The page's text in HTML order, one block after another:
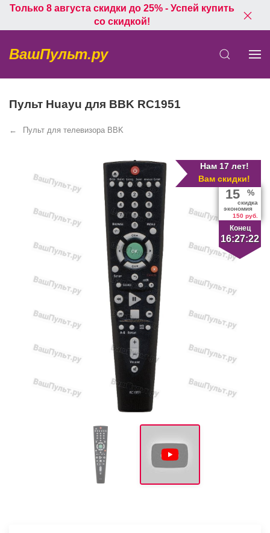
Только 8 августа скидки до 25% - Успей купить
со скидкой!
ВашПульт.ру
Пульт Huayu для BBK RC1951
Пульт для телевизора BBK
Нам 17 лет!
Вам скидки!
Конец
16:27:21
15 %
скидка
экономия
150 руб.